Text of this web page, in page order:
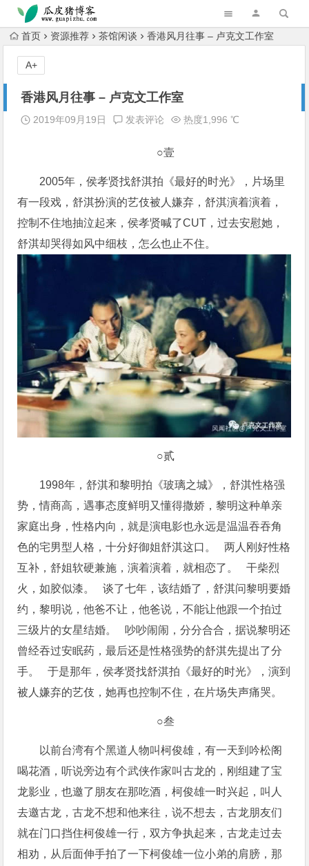
跳转到主内容
首页 资源推荐 茶馆闲谈 香港风月往事 – 卢克文工作室
香港风月往事 – 卢克文工作室
2019年09月19日 发表评论 热度1,996 ℃
○壹
2005年，侯孝贤找舒淇拍《最好的时光》，片场里
有一段戏，舒淇扮演的艺伎被人嫌弃，舒淇演着演着，
控制不住地抽泣起来，侯孝贤喊了CUT，过去安慰她，
舒淇却哭得如风中细枝，怎么也止不住。
○贰
1998年，舒淇和黎明拍《玻璃之城》，舒淇性格强
势，情商高，遇事态度鲜明又懂得撒娇，黎明这种单亲
家庭出身，性格内向，就是演电影也永远是温温吞吞角
色的宅男型人格，十分好御姐舒淇这口。 两人刚好性格
互补，舒姐软硬兼施，演着演着，就相恋了。 干柴烈
火，如胶似漆。 谈了七年，该结婚了，舒淇问黎明要婚
约，黎明说，他爸不让，他爸说，不能让他跟一个拍过
三级片的女星结婚。 吵吵闹闹，分分合合，据说黎明还
曾经吞过安眠药，最后还是性格强势的舒淇先提出了分
手。 于是那年，侯孝贤找舒淇拍《最好的时光》，演到
被人嫌弃的艺伎，她再也控制不住，在片场失声痛哭。
○叁
以前台湾有个黑道人物叫柯俊雄，有一天到吟松阁
喝花酒，听说旁边有个武侠作家叫古龙的，刚组建了宝
龙影业，也邀了朋友在那吃酒，柯俊雄一时兴起，叫人
去邀古龙，古龙不想和他来往，说不想去，古龙朋友们
就在门口挡住柯俊雄一行，双方争执起来，古龙走过去
相劝，从后面伸手拍了一下柯俊雄一位小弟的肩膀，那
A+